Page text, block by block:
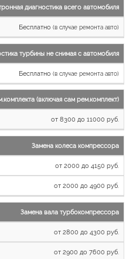
диагностика всего автомобиля
Бесплатно (в случае ремонта авто)
турбины не снимая с автомобиля
Бесплатно (в случае ремонта авто)
(включая сам рем.комплект)
от 8300 до 11000 руб.
Замена колеса компрессора
от 2000 до 4150 руб.
от 2000 до 4900 руб.
Замена вала турбокомпрессора
от 2800 до 4300 руб.
от 2900 до 7600 руб.